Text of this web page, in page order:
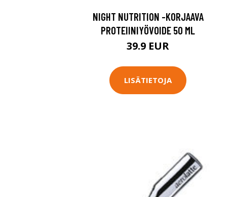
NIGHT NUTRITION -KORJAAVA
PROTEIINIYÖVOIDE 50 ML
39.9 EUR
LISÄTIETOJA